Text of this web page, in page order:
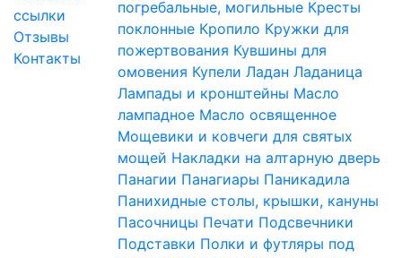
ссылки
Отзывы
Контакты
погребальные, могильные Кресты
поклонные Кропило Кружки для
пожертвования Кувшины для
омовения Купели Ладан Ладаница
Лампады и кронштейны Масло
лампадное Масло освященное
Мощевики и ковчеги для святых
мощей Накладки на алтарную дверь
Панагии Панагиары Паникадила
Панихидные столы, крышки, кануны
Пасочницы Печати Подсвечники
Подставки Полки и футляры под